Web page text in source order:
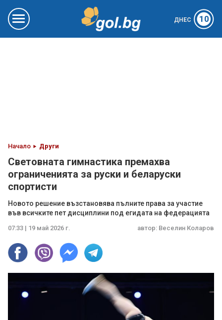
ДНЕС 10
Начало Други
Световната гимнастика премахва
ограниченията за руски и беларуски
спортисти
Новото решение възстановява пълните права за участие
във всичките пет дисциплини под егидата на федерацията
07:33 | 19 май 2026 г. автор: Веселин Коларов